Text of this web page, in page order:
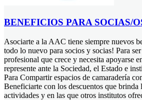
BENEFICIOS PARA SOCIAS/
Asociarte a la AAC tiene siempre nuevos
todo lo nuevo para socios y socias! Para
profesional que crece y necesita apoyarse
represente ante la Sociedad, el Estado e
Para Compartir espacios de camaradería
Beneficiarte con los descuentos que brinda
actividades y en las que otros institutos